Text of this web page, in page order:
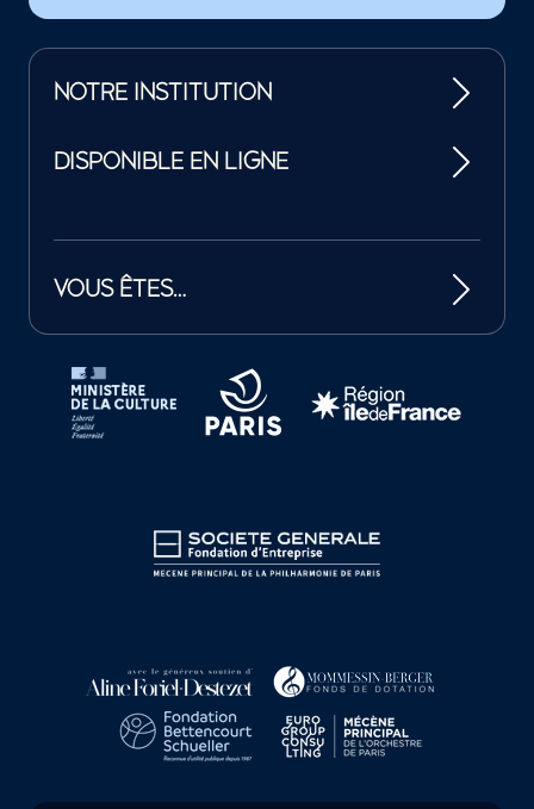
NOTRE INSTITUTION
DISPONIBLE EN LIGNE
VOUS ÊTES…
Tutelles et mécènes de la Philharmonie de Paris